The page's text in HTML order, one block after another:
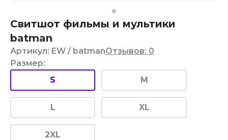
Свитшот фильмы и мультики
batman
Артикул: EW / batmanОтзывов: 0
Размер:
S
M
L XL
2XL